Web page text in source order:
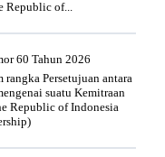
Republic of...
60 Tahun 2026
rangka Persetujuan antara
suatu Kemitraan
Republic of Indonesia